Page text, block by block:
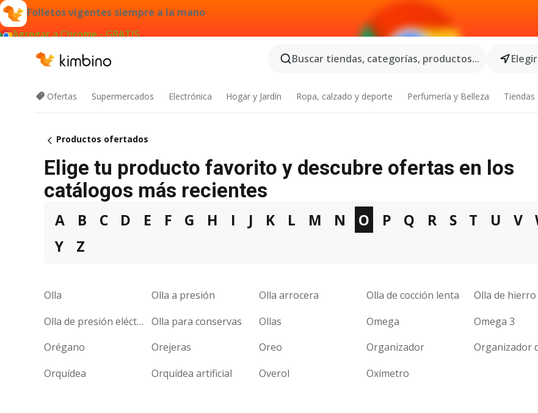
Folletos vigentes siempre a la mano
Agregar a Chrome - GRATIS
Buscar tiendas, categorías, productos...
Ofertas Supermercados Electrónica Hogar y Jardín Ropa, calzado y deporte Perfumería y Belleza
Productos ofertados
Elige tu producto favorito y descubre ofertas en los
catálogos más recientes
A B C D E F G H I J K L M N O P Q R S T U V
Y
Z
Olla Olla a presión Olla arrocera Olla de cocción lenta
Olla de
Olla de presión eléctrica
Olla para conservas Ollas Omega
Omega 3
Orégano
Orejeras Oreo Organizador
Organizador
Orquídea
Orquídea artificial Overol Oxímetro